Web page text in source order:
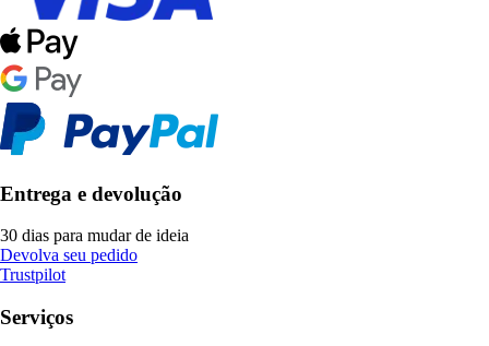
Entrega e devolução
30 dias para mudar de ideia
Devolva seu pedido
Trustpilot
Serviços